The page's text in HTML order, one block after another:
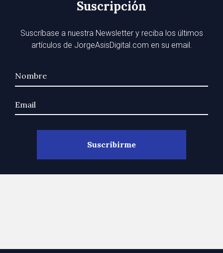
Suscripción
Suscríbase a nuestra Newsletter y reciba los últimos
artículos de JorgeAsisDigital.com en su email.